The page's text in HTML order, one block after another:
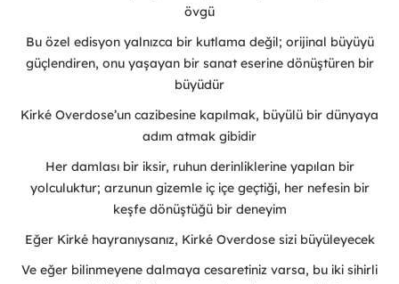
övgü
Bu özel edisyon yalnızca bir kutlama değil; orijinal büyüyü
güçlendiren, onu yaşayan bir sanat eserine dönüştüren bir
büyüdür
Kirké Overdose’un cazibesine kapılmak, büyülü bir dünyaya
adım atmak gibidir
Her damlası bir iksir, ruhun derinliklerine yapılan bir
yolculuktur; arzunun gizemle iç içe geçtiği, her nefesin bir
keşfe dönüştüğü bir deneyim
Eğer Kirké hayranıysanız, Kirké Overdose sizi büyüleyecek
Ve eğer bilinmeyene dalmaya cesaretiniz varsa, bu iki sihirli